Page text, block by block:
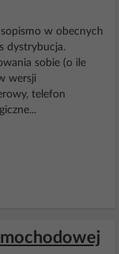
w obecnych
dystrybucja.
sobie (o ile
wersji
telefon